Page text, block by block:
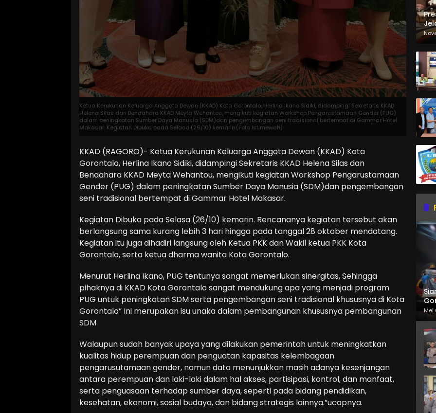
Ketua Kerukunan Keluarga Anggota Dewan (KKAD) Kota Gorontalo, Herlina Ikano Sidiki, didampingi Sekretaris KKAD
Helena Silas dan Bendahara KKAD Meyta Wehantou, mengikuti kegiatan Workshop Pengarustamaan Gender (PUG)
dalam peningkatan Sumber Daya Manusia (SDM)dan pengembangan seni tradisional bertempat di Gammar Hotel
Makasar. Kegiatan Dibuka pada Selasa (26/10) kemarin.(Foto Istimewah)
KKAD (RAGORO)- Ketua Kerukunan Keluarga Anggota Dewan (KKAD) Kota
Gorontalo, Herlina Ikano Sidiki, didampingi Sekretaris KKAD Helena Silas dan
Bendahara KKAD Meyta Wehantou, mengikuti kegiatan Workshop Pengarustamaan
Gender (PUG) dalam peningkatan Sumber Daya Manusia (SDM)dan pengembangan
seni tradisional bertempat di Gammar Hotel Makasar.
Kegiatan Dibuka pada Selasa (26/10) kemarin. Rencananya kegiatan tersebut akan
berlangsung sama kurang lebih 3 hari hingga pada tanggal 28 oktober mendatang.
Kegiatan itu juga dihadiri langsung oleh Ketua PKK dan Wakil ketua PKK Kota
Gorontalo, serta ketua dharma wanita Kota Gorontalo.
Menurut Herlina Ikano, PUG tentunya sangat memerlukan sinergitas, Sehingga
pihaknya di KKAD Kota Gorontalo sangat mendukung apa yang menjadi program
PUG untuk peningkatan SDM serta pengembangan seni tradisional khususnya di Kota
Gorontalo” Ini merupakan isu unaka dalam pembangunan khususnya pembangunan
SDM.
Walaupun sudah banyak upaya yang dilakukan pemerintah untuk meningkatkan
kualitas hidup perempuan dan penguatan kapasitas kelembagaan
pengarusutamaan gender, namun data menunjukkan masih adanya kesenjangan
antara perempuan dan laki-laki dalam hal akses, partisipasi, kontrol, dan manfaat,
serta penguasaan terhadap sumber daya, seperti pada bidang pendidikan,
kesehatan, ekonomi, sosial budaya, dan bidang strategis lainnya.”ucapnya.
Mei